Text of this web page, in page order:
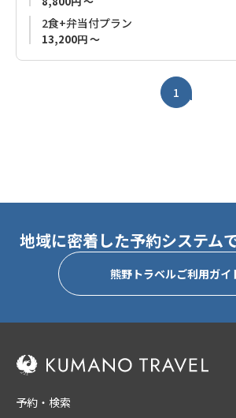
2食+弁当付プラン
13,200円 ～
1
地域に密着した予約システム
熊野トラベルご利用ガイ
予約・検索